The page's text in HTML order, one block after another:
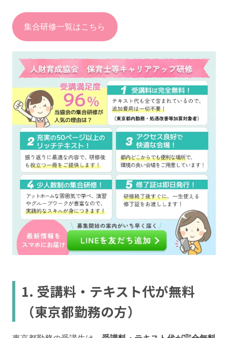
集合研修一覧はこちら
1. 受講料・テキスト代が無料
（東京都勤務の方）